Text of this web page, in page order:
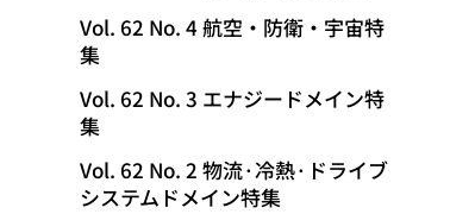
Vol. 62 No. 4 航空・防衛・宇宙特
集
Vol. 62 No. 3 エナジードメイン特
集
Vol. 62 No. 2 物流·冷熱·ドライブ
システムドメイン特集